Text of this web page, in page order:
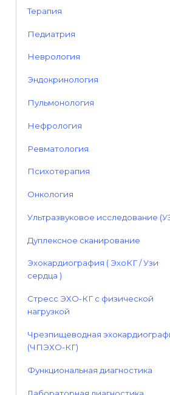
Терапия
Педиатрия
Неврология
Эндокринология
Пульмонология
Нефрология
Ревматология
Психотерапия
Онкология
Ультразвуковое исследование
Дуплексное сканирование
Эхокардиография ( ЭхоКГ / Узи
сердца )
Стресс ЭХО-КГ с физической
нагрузкой
Чрезпищеводная
(ЧПЭХО-КГ)
Функциональная диагностика
Лабораторная диагностика